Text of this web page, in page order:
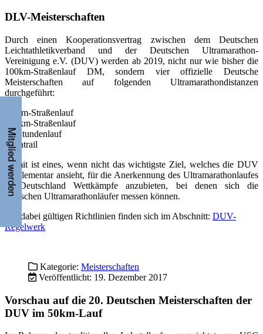
100km-Straßenlauf
24-Stundenlauf
Ultratrail
Damit ist eines, wenn nicht das wichtigste Ziel, welches die DUV
als elementar ansieht, für die Anerkennung des Ultramarathonlaufes
in Deutschland Wettkämpfe anzubieten, bei denen sich die
deutschen Ultramarathonläufer messen können.
Regelwerk
Veröffentlicht: 19. Dezember 2017
Vorschau auf die 20. Deutschen Meisterschaften der
DUV im 50km-Lauf
Im Rahmen des traditionellen Lahntallaufs, ausgerichtet vom USC
danachnoch viermal Titel und Medaillen vergeben.
(LSV Lok Arnstadt) mit 2:52:26 h gehalten – gelaufen bei der 16.
DUV-DM in Marburg. Gleich bei der Premieren-DM 1995 lief
Maria Bak (MTP Hersbruck) bisher unerreichte 3:16:47 h.